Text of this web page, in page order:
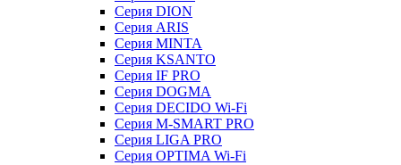
Серия DION
Серия ARIS
Серия MINTA
Серия KSANTO
Серия IF PRO
Серия DOGMA
Серия DECIDO Wi-Fi
Серия M-SMART PRO
Серия LIGA PRO
Серия OPTIMA Wi-Fi